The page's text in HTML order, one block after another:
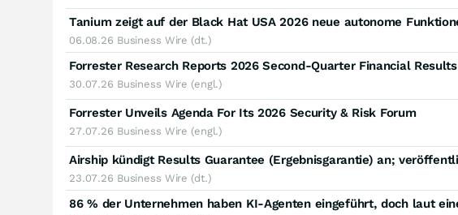
06.08.26 Business Wire (dt.)
Forrester Research Reports 2026 Second-Quarter Financial Results
30.07.26 Business Wire (engl.)
Forrester Unveils Agenda For Its 2026 Security & Risk Forum
27.07.26 Business Wire (engl.)
23.07.26 Business Wire (dt.)